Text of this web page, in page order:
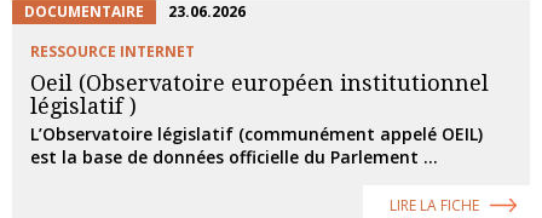
DOCUMENTAIRE
23.06.2026
RESSOURCE INTERNET
Oeil (Observatoire européen institutionnel
législatif )
L’Observatoire législatif (communément appelé OEIL)
est la base de données officielle du Parlement ...
LIRE LA FICHE